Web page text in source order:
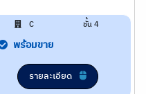
C ชั้น 4
พร้อมขาย
รายละเอียด